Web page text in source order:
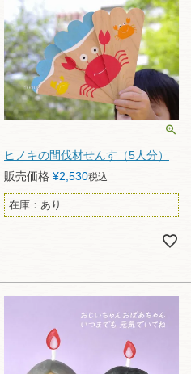
ヒノキの間伐材せんす（5人分）
販売価格 ¥2,530税込
在庫：あり